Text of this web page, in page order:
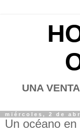
UNA
miércoles, 2 de
Un océano